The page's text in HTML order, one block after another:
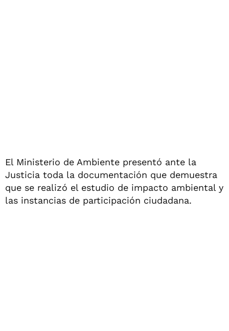
El Ministerio de Ambiente presentó ante la
Justicia toda la documentación que demuestra
que se realizó el estudio de impacto ambiental y
las instancias de participación ciudadana.